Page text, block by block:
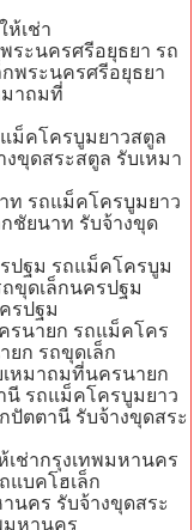
เช่า
ระนครศรีอยุธยา รถ
พระนครศรีอยุธยา
าถมที่
ม็คโครบูมยาวสตูล
ขุดสระสตูล รับเหมา
ท รถแม็คโครบูมยาว
ชัยนาท รับจ้างขุด
ปฐม รถแม็คโครบูม
ขุดเล็กนครปฐม
รปฐม
รนายก รถแม็คโคร
ก รถขุดเล็ก
หมาถมที่นครนายก
นี รถแม็คโครบูมยาว
ปัตตานี รับจ้างขุดสระ
ช่ากรุงเทพมหานคร
แบคโฮเล็ก
นคร รับจ้างขุดสระ
มหานคร